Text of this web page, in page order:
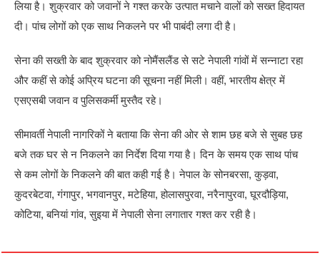
लिया है। शुक्रवार को जवानों ने गश्त करके उत्पात मचाने वालों को सख्त हिदायत
दी। पांच लोगों को एक साथ निकलने पर भी पाबंदी लगा दी है।
सेना की सख्ती के बाद शुक्रवार को नोमैंसलैंड से सटे नेपाली गांवों में सन्नाटा रहा
और कहीं से कोई अप्रिय घटना की सूचना नहीं मिली। वहीं, भारतीय क्षेत्र में
एसएसबी जवान व पुलिसकर्मी मुस्तैद रहे।
सीमावर्ती नेपाली नागरिकों ने बताया कि सेना की ओर से शाम छह बजे से सुबह छह
बजे तक घर से न निकलने का निर्देश दिया गया है। दिन के समय एक साथ पांच
से कम लोगों के निकलने की बात कही गई है। नेपाल के सोनबरसा, कुड़वा,
कुदरबेटवा, गंगापुर, भगवानपुर, मटेहिया, होलासपुरवा, नरैनापुरवा, घूरदौड़िया,
कोटिया, बनियां गांव, सुइया में नेपाली सेना लगातार गश्त कर रही है।